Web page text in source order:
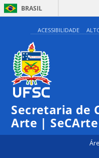
BRASIL
ACESSIBILIDADE
Secretaria de
Arte | SeCArte